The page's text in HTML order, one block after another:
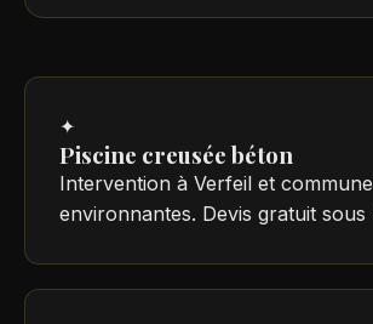
✦
Piscine creusée béton
Intervention à Verfeil et
environnantes. Devis gratuit sous